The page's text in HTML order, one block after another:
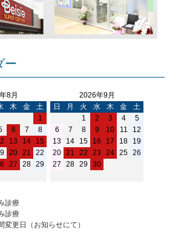
ー
8月
木 金
土
1
6 7
8
13 14
15
20 21
22
27 28 29
2026年9月
日
月 火 水 木 金
土
1
2 3 4
5
6
7 8 9 10 11
12
13
14 15 16 17 18
19
20 21 22 23 24 25 26
27
28 29 30
診療
診療
更日（お知らせにて）